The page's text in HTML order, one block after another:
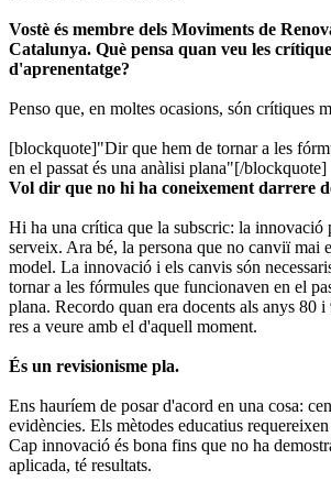
Vostè és membre dels Moviments de
Catalunya. Què pensa quan veu les
d'aprenentatge?
Penso que, en moltes ocasions, són crítiques
[blockquote]"Dir que hem de tornar a les
en el passat és una anàlisi plana"[/blockquote]
Vol dir que no hi ha coneixement darrere
Hi ha una crítica que la subscric: la innovació
serveix. Ara bé, la persona que no canviï mai
model. La innovació i els canvis són
tornar a les fórmules que funcionaven en el
plana. Recordo quan era docents als anys 80
res a veure amb el d'aquell moment.
És un revisionisme pla.
Ens hauríem de posar d'acord en una cosa:
evidències. Els mètodes educatius
Cap innovació és bona fins que no ha
aplicada, té resultats.